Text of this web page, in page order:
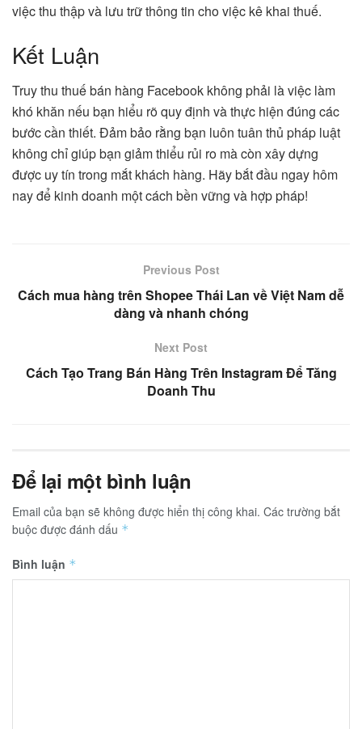
việc thu thập và lưu trữ thông tin cho việc kê khai thuế.
Kết Luận
Truy thu thuế bán hàng Facebook không phải là việc làm
khó khăn nếu bạn hiểu rõ quy định và thực hiện đúng các
bước cần thiết. Đảm bảo rằng bạn luôn tuân thủ pháp luật
không chỉ giúp bạn giảm thiểu rủi ro mà còn xây dựng
được uy tín trong mắt khách hàng. Hãy bắt đầu ngay hôm
nay để kinh doanh một cách bền vững và hợp pháp!
Previous Post
Cách mua hàng trên Shopee Thái Lan về Việt Nam dễ
dàng và nhanh chóng
Next Post
Cách Tạo Trang Bán Hàng Trên Instagram Để Tăng
Doanh Thu
Để lại một bình luận
Email của bạn sẽ không được hiển thị công khai. Các trường bắt
buộc được đánh dấu *
Bình luận *